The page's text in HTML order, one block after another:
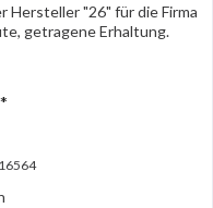
Hersteller "26" für die Firma
getragene Erhaltung.